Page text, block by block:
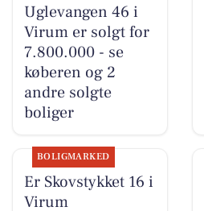
Uglevangen 46 i
Virum er solgt for
7.800.000 - se
køberen og 2
andre solgte
boliger
BOLIGMARKED
Er Skovstykket 16 i
Virum